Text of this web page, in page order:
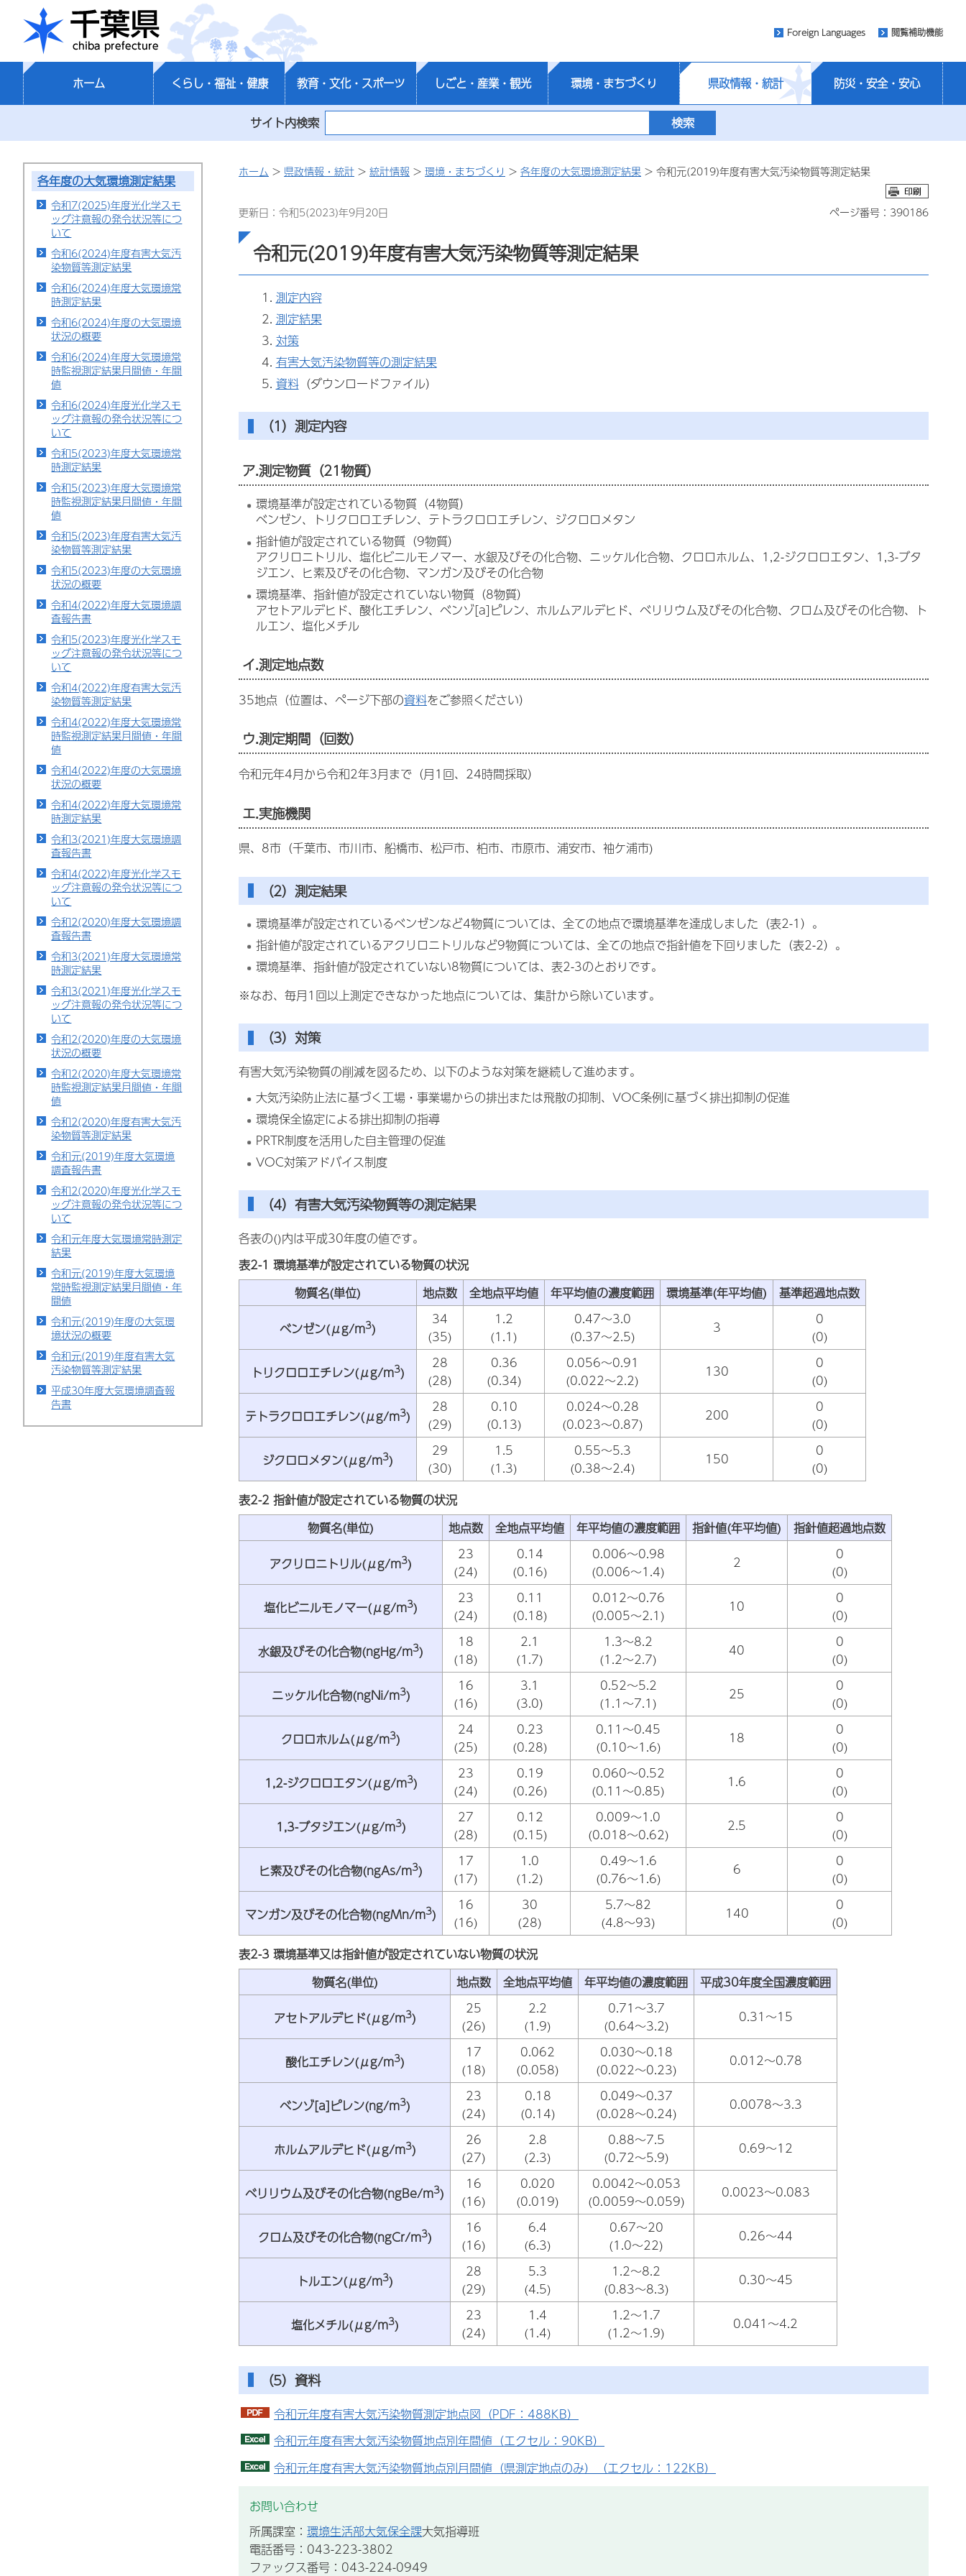
千葉県
Foreign Languages 閲覧補助機能
ホーム くらし・福祉・健康 教育・文化・スポーツ しごと・産業・観光 環境・まちづくり 県政情報・統計 防災・安全・安心
サイト内検索
各年度の大気環境測定結果
令和7(2025)年度光化学スモ
ッグ注意報の発令状況等につ
いて
令和6(2024)年度有害大気汚
染物質等測定結果
令和6(2024)年度大気環境常
時測定結果
令和6(2024)年度の大気環境
状況の概要
令和6(2024)年度大気環境常
時監視測定結果月間値・年間
値
令和6(2024)年度光化学スモ
ッグ注意報の発令状況等につ
いて
令和5(2023)年度大気環境常
時測定結果
令和5(2023)年度大気環境常
時監視測定結果月間値・年間
値
令和5(2023)年度有害大気汚
染物質等測定結果
令和5(2023)年度の大気環境
状況の概要
令和4(2022)年度大気環境調
査報告書
令和5(2023)年度光化学スモ
ッグ注意報の発令状況等につ
いて
令和4(2022)年度有害大気汚
染物質等測定結果
令和4(2022)年度大気環境常
時監視測定結果月間値・年間
値
令和4(2022)年度の大気環境
状況の概要
令和4(2022)年度大気環境常
時測定結果
令和3(2021)年度大気環境調
査報告書
令和4(2022)年度光化学スモ
ッグ注意報の発令状況等につ
いて
令和2(2020)年度大気環境調
査報告書
令和3(2021)年度大気環境常
時測定結果
令和3(2021)年度光化学スモ
ッグ注意報の発令状況等につ
いて
令和2(2020)年度の大気環境
状況の概要
令和2(2020)年度大気環境常
時監視測定結果月間値・年間
値
令和2(2020)年度有害大気汚
染物質等測定結果
令和元(2019)年度大気環境
調査報告書
令和2(2020)年度光化学スモ
ッグ注意報の発令状況等につ
いて
令和元年度大気環境常時測定
結果
令和元(2019)年度大気環境
常時監視測定結果月間値・年
間値
令和元(2019)年度の大気環
境状況の概要
令和元(2019)年度有害大気
汚染物質等測定結果
平成30年度大気環境調査報
告書
ホーム > 県政情報・統計 > 統計情報 > 環境・まちづくり > 各年度の大気環境測定結果 > 令和元(2019)年度有害大気汚染物質等測定結果
更新日：令和5(2023)年9月20日 ページ番号：390186
令和元(2019)年度有害大気汚染物質等測定結果
測定内容
測定結果
対策
有害大気汚染物質等の測定結果
資料（ダウンロードファイル）
（1）測定内容
ア.測定物質（21物質）
環境基準が設定されている物質（4物質）
ベンゼン、トリクロロエチレン、テトラクロロエチレン、ジクロロメタン
指針値が設定されている物質（9物質）
アクリロニトリル、塩化ビニルモノマー、水銀及びその化合物、ニッケル化合物、クロロホルム、1,2-ジクロロエタン、1,3-ブタ
ジエン、ヒ素及びその化合物、マンガン及びその化合物
環境基準、指針値が設定されていない物質（8物質）
アセトアルデヒド、酸化エチレン、ベンゾ[a]ピレン、ホルムアルデヒド、ベリリウム及びその化合物、クロム及びその化合物、ト
ルエン、塩化メチル
イ.測定地点数
35地点（位置は、ページ下部の資料をご参照ください）
ウ.測定期間（回数）
令和元年4月から令和2年3月まで（月1回、24時間採取）
エ.実施機関
県、8市（千葉市、市川市、船橋市、松戸市、柏市、市原市、浦安市、袖ケ浦市)
（2）測定結果
環境基準が設定されているベンゼンなど4物質については、全ての地点で環境基準を達成しました（表2-1）。
指針値が設定されているアクリロニトリルなど9物質については、全ての地点で指針値を下回りました（表2-2）。
環境基準、指針値が設定されていない8物質については、表2-3のとおりです。
※なお、毎月1回以上測定できなかった地点については、集計から除いています。
（3）対策
有害大気汚染物質の削減を図るため、以下のような対策を継続して進めます。
大気汚染防止法に基づく工場・事業場からの排出または飛散の抑制、VOC条例に基づく排出抑制の促進
環境保全協定による排出抑制の指導
PRTR制度を活用した自主管理の促進
VOC対策アドバイス制度
（4）有害大気汚染物質等の測定結果
各表の()内は平成30年度の値です。
表2-1 環境基準が設定されている物質の状況
物質名(単位)
地点数 全地点平均値 年平均値の濃度範囲 環境基準(年平均値)
基準超過地点数
ベンゼン(μg/m3)
34
(35)
1.2
(1.1)
0.47～3.0
(0.37～2.5)
3
0
(0)
トリクロロエチレン(μg/m3)
28
(28)
0.36
(0.34)
0.056～0.91
(0.022～2.2)
130
0
(0)
テトラクロロエチレン(μg/m3)
28
(29)
0.10
(0.13)
0.024～0.28
(0.023～0.87)
200
0
(0)
ジクロロメタン(μg/m3)
29
(30)
1.5
(1.3)
0.55～5.3
(0.38～2.4)
150
0
(0)
表2-2 指針値が設定されている物質の状況
物質名(単位)
地点数 全地点平均値 年平均値の濃度範囲 指針値(年平均値)
指針値超過地点数
アクリロニトリル(μg/m3)
23
(24)
0.14
(0.16)
0.006～0.98
(0.006～1.4)
2
0
(0)
塩化ビニルモノマー(μg/m3)
23
(24)
0.11
(0.18)
0.012～0.76
(0.005～2.1)
10
0
(0)
水銀及びその化合物(ngHg/m3)
18
(18)
2.1
(1.7)
1.3～8.2
(1.2～2.7)
40
0
(0)
ニッケル化合物(ngNi/m3)
16
(16)
3.1
(3.0)
0.52～5.2
(1.1～7.1)
25
0
(0)
クロロホルム(μg/m3)
24
(25)
0.23
(0.28)
0.11～0.45
(0.10～1.6)
18
0
(0)
1,2-ジクロロエタン(μg/m3)
23
(24)
0.19
(0.26)
0.060～0.52
(0.11～0.85)
1.6
0
(0)
1,3-ブタジエン(μg/m3)
27
(28)
0.12
(0.15)
0.009～1.0
(0.018～0.62)
2.5
0
(0)
ヒ素及びその化合物(ngAs/m3)
17
(17)
1.0
(1.2)
0.49～1.6
(0.76～1.6)
6
0
(0)
マンガン及びその化合物(ngMn/m3)
16
(16)
30
(28)
5.7～82
(4.8～93)
140
0
(0)
表2-3 環境基準又は指針値が設定されていない物質の状況
物質名(単位)
地点数 全地点平均値 年平均値の濃度範囲
平成30年度全国濃度範囲
アセトアルデヒド(μg/m3)
25
(26)
2.2
(1.9)
0.71～3.7
(0.64～3.2)
0.31～15
酸化エチレン(μg/m3)
17
(18)
0.062
(0.058)
0.030～0.18
(0.022～0.23)
0.012～0.78
ベンゾ[a]ピレン(ng/m3)
23
(24)
0.18
(0.14)
0.049～0.37
(0.028～0.24)
0.0078～3.3
ホルムアルデヒド(μg/m3)
26
(27)
2.8
(2.3)
0.88～7.5
(0.72～5.9)
0.69～12
ベリリウム及びその化合物(ngBe/m3)
16
(16)
0.020
(0.019)
0.0042～0.053
(0.0059～0.059)
0.0023～0.083
クロム及びその化合物(ngCr/m3)
16
(16)
6.4
(6.3)
0.67～20
(1.0～22)
0.26～44
トルエン(μg/m3)
28
(29)
5.3
(4.5)
1.2～8.2
(0.83～8.3)
0.30～45
塩化メチル(μg/m3)
23
(24)
1.4
(1.4)
1.2～1.7
(1.2～1.9)
0.041～4.2
（5）資料
令和元年度有害大気汚染物質測定地点図（PDF：488KB）
令和元年度有害大気汚染物質地点別年間値（エクセル：90KB）
令和元年度有害大気汚染物質地点別月間値（県測定地点のみ）（エクセル：122KB）
お問い合わせ
所属課室： 環境生活部大気保全課大気指導班
電話番号：043-223-3802
ファックス番号：043-224-0949